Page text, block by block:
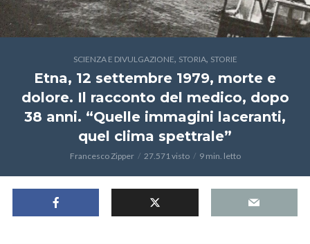
SCIENZA E DIVULGAZIONE, STORIA, STORIE
Etna, 12 settembre 1979, morte e
dolore. Il racconto del medico, dopo
38 anni. “Quelle immagini laceranti,
quel clima spettrale”
Francesco Zipper 27.571 visto 9 min. letto